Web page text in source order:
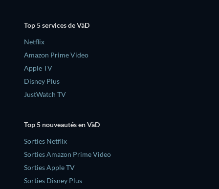
Top 5 services de VàD
Netflix
Amazon Prime Video
Apple TV
Disney Plus
JustWatch TV
Top 5 nouveautés en VàD
Sorties Netflix
Sorties Amazon Prime Video
Sorties Apple TV
Sorties Disney Plus